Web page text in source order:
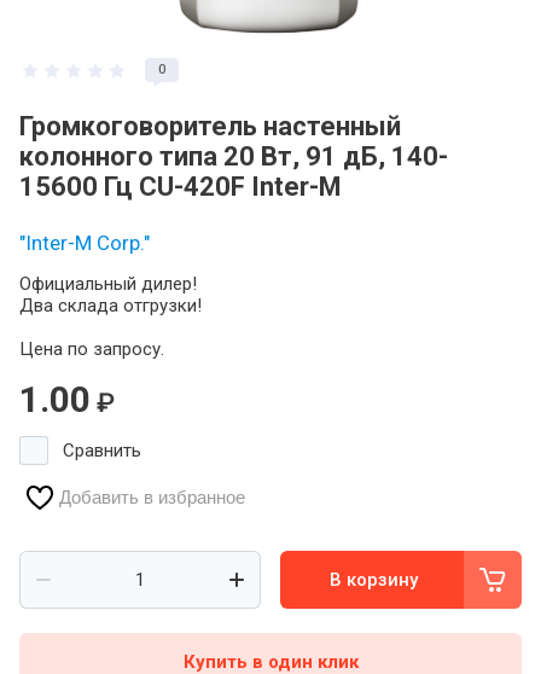
0
Громкоговоритель настенный
колонного типа 20 Вт, 91 дБ, 140-
15600 Гц CU-420F Inter-M
"Inter-M Corp."
Официальный дилер!
Два склада отгрузки!
Цена по запросу.
1.00 ₽
Сравнить
Добавить в избранное
В корзину
Купить в один клик